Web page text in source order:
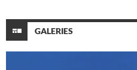
GALERIES